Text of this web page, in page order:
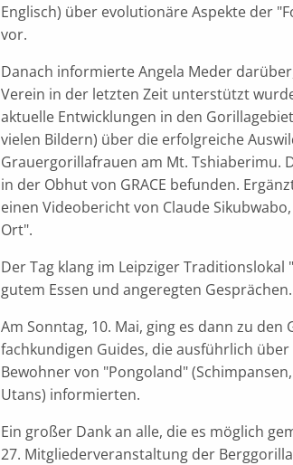
Englisch) über evolutionäre Aspekte der
vor.
Danach informierte Angela Meder
Verein in der letzten Zeit unterstützt
aktuelle Entwicklungen in den
vielen Bildern) über die erfolgreiche
Grauergorillafrauen am Mt. Tshiaberimu.
in der Obhut von GRACE befunden.
einen Videobericht von Claude
Ort".
Der Tag klang im Leipziger Traditionslokal
gutem Essen und angeregten Gesprächen.
Am Sonntag, 10. Mai, ging es dann zu den
fachkundigen Guides, die ausführlich
Bewohner von "Pongoland"
Utans) informierten.
Ein großer Dank an alle, die es möglich
27. Mitgliederveranstaltung der